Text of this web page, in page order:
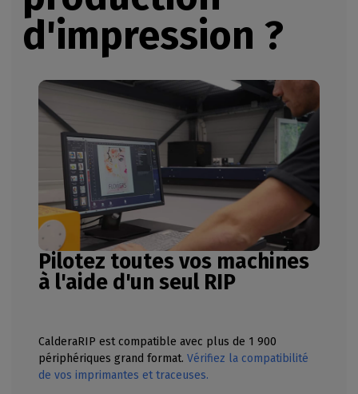
d'impression ?
Pilotez toutes vos machines
à l'aide d'un seul RIP
CalderaRIP est compatible avec plus de 1 900
périphériques grand format. Vérifiez la compatibilité
de vos imprimantes et traceuses.